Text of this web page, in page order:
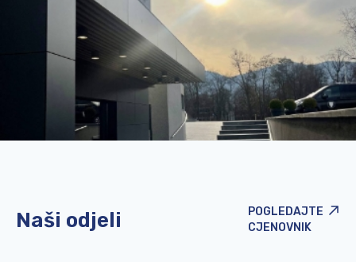
Naši odjeli
POGLEDAJTE
CJENOVNIK